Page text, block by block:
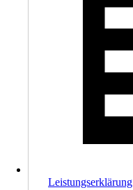
Leistungserklärung